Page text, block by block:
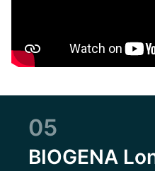
05
BIOGENA